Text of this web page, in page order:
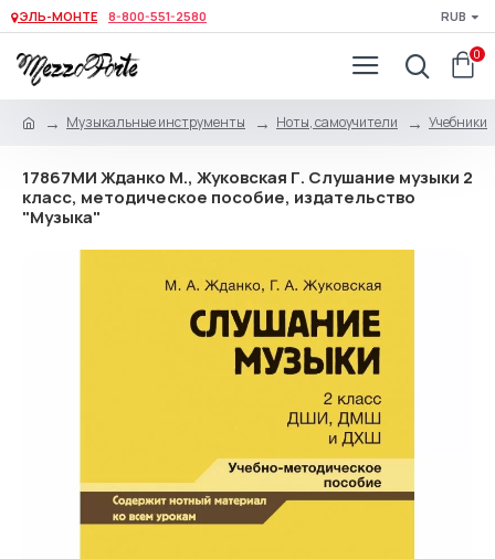
ЭЛЬ-МОНТЕ 8-800-551-2580 RUB
0
Музыкальные инструменты Ноты, самоучители Учебники
17867МИ Жданко М., Жуковская Г. Слушание музыки 2
класс, методическое пособие, издательство
"Музыка"